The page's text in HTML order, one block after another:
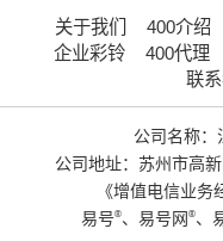
关于我们 400介绍
企业彩铃
400代理
联系
公司名称：
公司地址：苏州市高
《增值电信业务
易号®、易号网 ®、